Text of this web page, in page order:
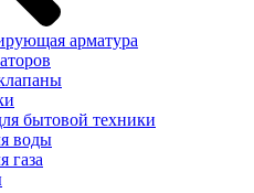
арматура
бытовой техники
воды
газа